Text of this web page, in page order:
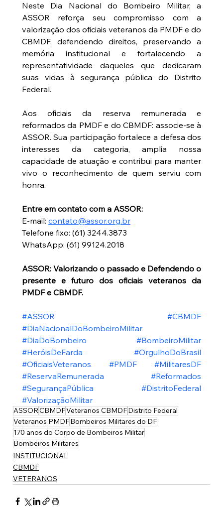
Neste Dia Nacional do Bombeiro Militar, a
ASSOR reforça seu compromisso com a
valorização dos oficiais veteranos da PMDF e do
CBMDF, defendendo direitos, preservando a
memória institucional e fortalecendo a
representatividade daqueles que dedicaram
suas vidas à segurança pública do Distrito
Federal.
Aos oficiais da reserva remunerada e
reformados da PMDF e do CBMDF: associe-se à
ASSOR. Sua participação fortalece a defesa dos
interesses da categoria, amplia nossa
capacidade de atuação e contribui para manter
vivo o reconhecimento de quem serviu com
honra.
Entre em contato com a ASSOR:
E-mail: contato@assor.org.br
Telefone fixo: (61) 3244.3873
WhatsApp: (61) 99124.2018
ASSOR: Valorizando o passado e Defendendo o
presente e futuro dos oficiais veteranos da
PMDF e CBMDF.
#ASSOR
#CBMDF
#DiaNacionalDoBombeiroMilitar
#DiaDoBombeiro
#BombeiroMilitar
#HeróisDeFarda
#OrgulhoDoBrasil
#OficiaisVeteranos
#PMDF
#MilitaresDF
#ReservaRemunerada
#Reformados
#SegurançaPública
#DistritoFederal
#ValorizaçãoMilitar
ASSORCBMDFVeteranos CBMDFDistrito Federal
Veteranos PMDFBombeiros Militares do DF
170 anos do Corpo de Bombeiros Militar
Bombeiros Militares
INSTITUCIONAL
CBMDF
VETERANOS